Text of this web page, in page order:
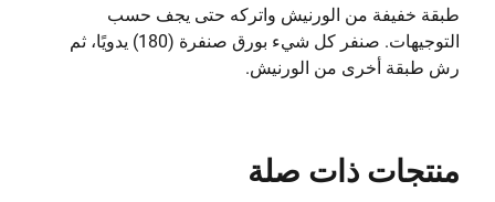
طبقة خفيفة من الورنيش واتركه حتى يجف حسب
التوجيهات. صنفر كل شيء بورق صنفرة (180) يدويًا، ثم
رش طبقة أخرى من الورنيش.
منتجات ذات صلة